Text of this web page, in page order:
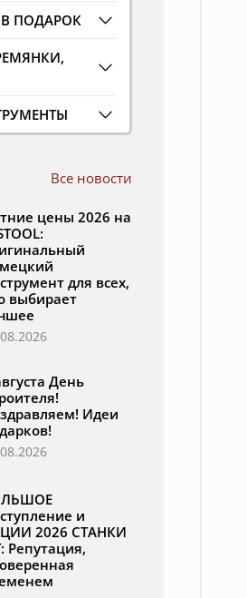
ПОДАРОК
Все новости
цены 2026 на
для всех,
выбирает
День
Идеи
и
2026 СТАНКИ
Репутация,